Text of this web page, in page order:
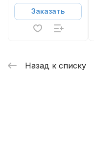
Заказать
Назад к списку